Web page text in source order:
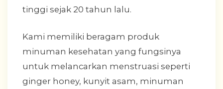
tinggi sejak 20 tahun lalu.
Kami memiliki beragam produk
minuman kesehatan yang fungsinya
untuk melancarkan menstruasi seperti
ginger honey, kunyit asam, minuman